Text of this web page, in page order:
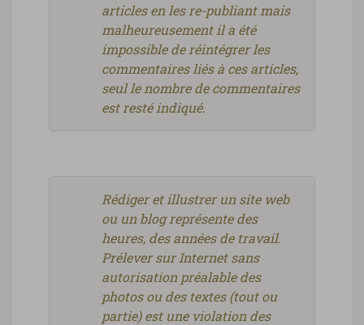
articles en les re-publiant mais
malheureusement il a été
impossible de réintégrer les
commentaires liés à ces articles,
seul le nombre de commentaires
est resté indiqué.
Rédiger et illustrer un site web
ou un blog représente des
heures, des années de travail.
Prélever sur Internet sans
autorisation préalable des
photos ou des textes (tout ou
partie) est une violation des